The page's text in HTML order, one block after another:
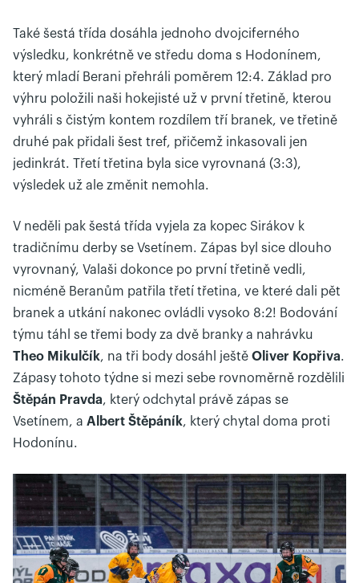
Také šestá třída dosáhla jednoho dvojciferného
výsledku, konkrétně ve středu doma s Hodonínem,
který mladí Berani přehráli poměrem 12:4. Základ pro
výhru položili naši hokejisté už v první třetině, kterou
vyhráli s čistým kontem rozdílem tří branek, ve třetině
druhé pak přidali šest tref, přičemž inkasovali jen
jedinkrát. Třetí třetina byla sice vyrovnaná (3:3),
výsledek už ale změnit nemohla.
V neděli pak šestá třída vyjela za kopec Sirákov k
tradičnímu derby se Vsetínem. Zápas byl sice dlouho
vyrovnaný, Valaši dokonce po první třetině vedli,
nicméně Beranům patřila třetí třetina, ve které dali pět
branek a utkání nakonec ovládli vysoko 8:2! Bodování
týmu táhl se třemi body za dvě branky a nahrávku
Theo Mikulčík, na tři body dosáhl ještě Oliver Kopřiva.
Zápasy tohoto týdne si mezi sebe rovnoměrně rozdělili
Štěpán Pravda, který odchytal právě zápas se
Vsetínem, a Albert Štěpáník, který chytal doma proti
Hodonínu.